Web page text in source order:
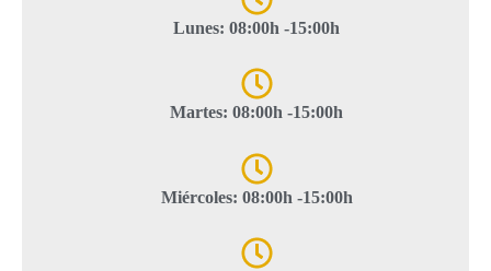
Lunes: 08:00h -15:00h
Martes: 08:00h -15:00h
Miércoles: 08:00h -15:00h